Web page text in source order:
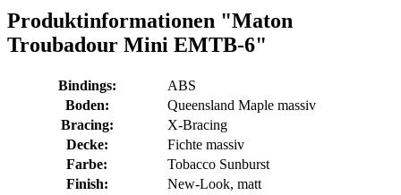
Produktinformationen "Maton
Troubadour Mini EMTB-6"
Bindings:
ABS
Boden:
Queensland Maple massiv
Bracing:
X-Bracing
Decke:
Fichte massiv
Farbe:
Tobacco Sunburst
Finish:
New-Look, matt